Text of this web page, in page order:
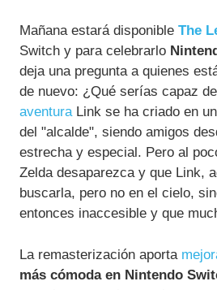
Mañana estará disponible The
Switch y para celebrarlo
deja una pregunta a quienes
de nuevo: ¿Qué serías capaz
aventuraLink se ha criado en
del "alcalde", siendo amigos
estrecha y especial. Pero al
Zelda desaparezca y que Link,
buscarla, pero no en el cielo,
entonces inaccesible y que
La remasterización aporta
más cómoda en Nintendo